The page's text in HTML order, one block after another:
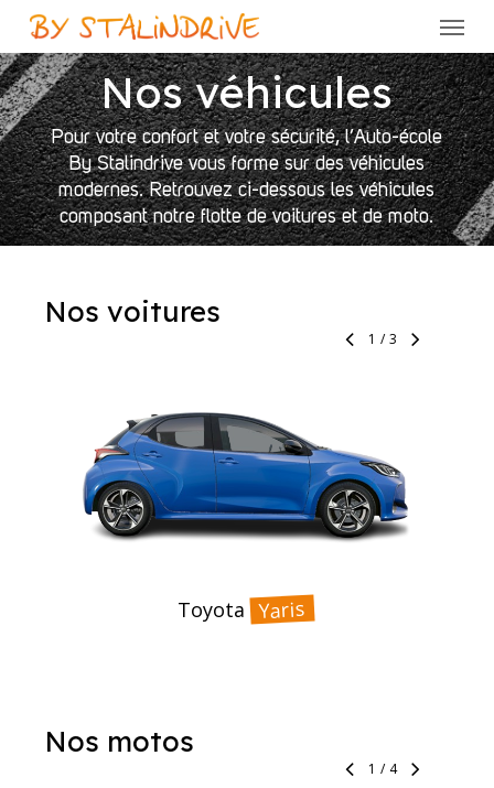
Skip
main
content
Menu
Nos véhicules
Pour votre confort et votre sécurité, l’Auto-école
By Stalindrive vous forme sur des véhicules
modernes. Retrouvez ci-dessous les véhicules
composant notre flotte de voitures et de moto.
Nos voitures
1/3
Toyota Yaris
Nos motos
1/ 4